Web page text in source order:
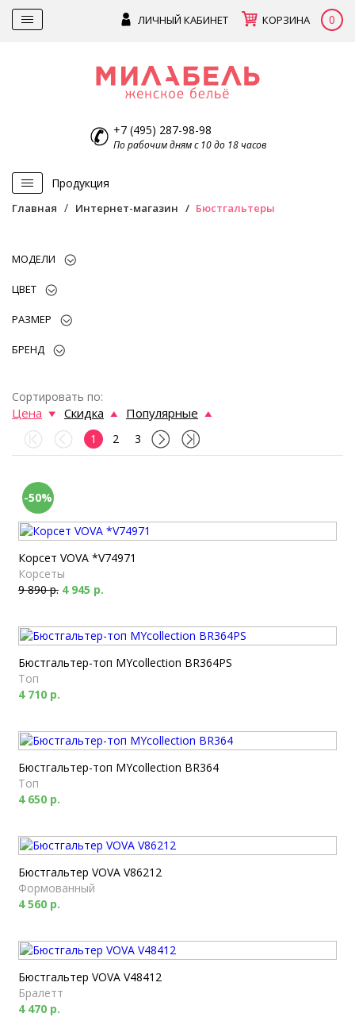
ЛИЧНЫЙ КАБИНЕТ КОРЗИНА 0
+7 (495) 287-98-98
По рабочим дням с 10 до 18 часов
Продукция
Главная Интернет-магазин Бюстгальтеры
МОДЕЛИ
ЦВЕТ
РАЗМЕР
БРЕНД
Сортировать по:
Цена Скидка Популярные
1 2 3
-50%
Корсет VOVA *V74971
Корсеты
9 890 р. 4 945 р.
Бюстгальтер-топ MYcollection BR364PS
Топ
4 710 р.
Бюстгальтер-топ MYcollection BR364
Топ
4 650 р.
Бюстгальтер VOVA V86212
Формованный
4 560 р.
Бюстгальтер VOVA V48412
Бралетт
4 470 р.